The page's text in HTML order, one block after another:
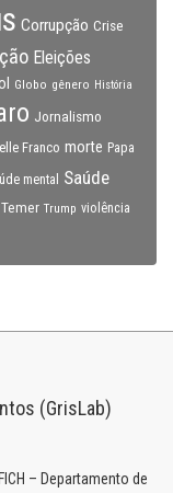
Corrupção Crise
Eleições
Globo gênero História
Jornalismo
Franco morte Papa
mental
Saúde
Temer Trump violência
(GrisLab)
– Departamento de